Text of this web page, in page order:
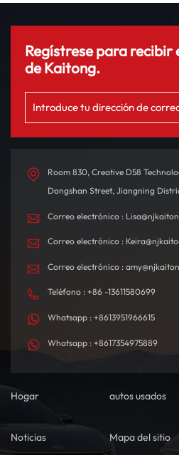
Regístrese para recibir
de Kaitong.
Room 830, Creative D58
Dongshan Street, Jiangning
Correo electrónico :
Correo electrónico :
Correo electrónico :
Teléfono : +86 -13611580699
Whatsapp : +8613951966615
Whatsapp : +8617354975889
Hogar autos usados
Noticias
Mapa del sitio